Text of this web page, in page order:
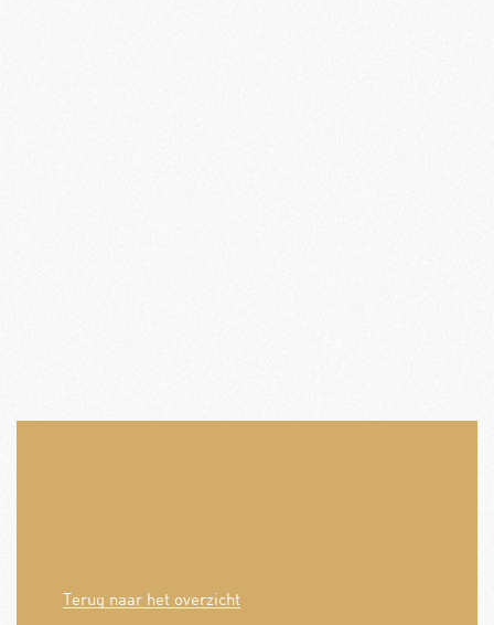
Terug naar het overzicht